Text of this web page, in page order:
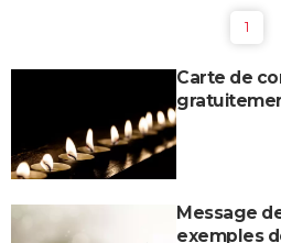
1
Carte de
Message
exemples